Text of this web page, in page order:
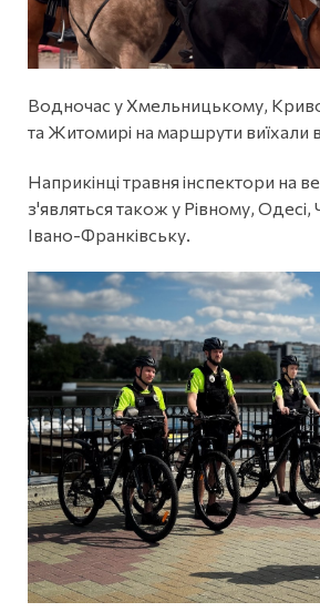
Водночас у Хмельницькому,
та Житомирі на маршрути виїхали
Наприкінці травня інспектори на
з'являться також у Рівному, Одесі,
Івано-Франківську.